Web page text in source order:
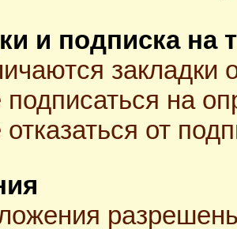
и подписка на
закладки
подписаться на
от